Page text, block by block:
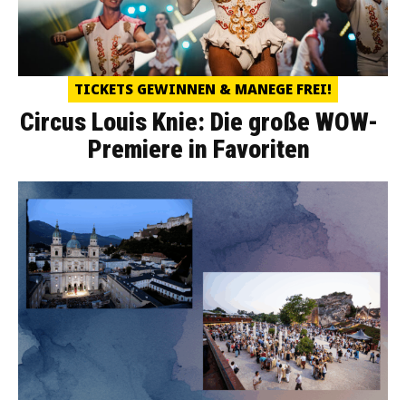
TICKETS GEWINNEN & MANEGE FREI!
Circus Louis Knie: Die große WOW-
Premiere in Favoriten